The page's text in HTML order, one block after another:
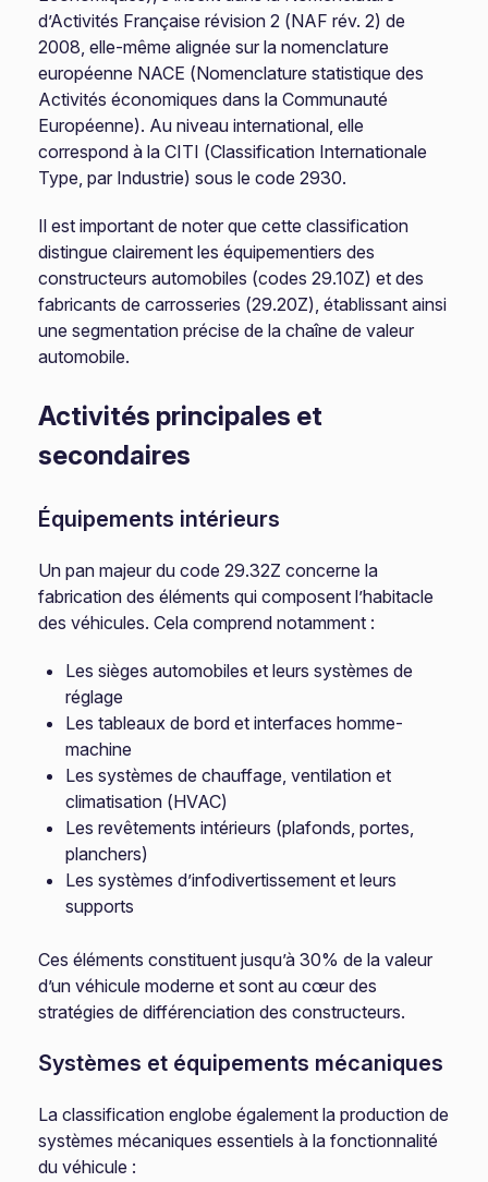
d’Activités Française révision 2 (NAF rév. 2) de
2008, elle-même alignée sur la nomenclature
européenne NACE (Nomenclature statistique des
Activités économiques dans la Communauté
Européenne). Au niveau international, elle
correspond à la CITI (Classification Internationale
Type, par Industrie) sous le code 2930.
Il est important de noter que cette classification
distingue clairement les équipementiers des
constructeurs automobiles (codes 29.10Z) et des
fabricants de carrosseries (29.20Z), établissant ainsi
une segmentation précise de la chaîne de valeur
automobile.
Activités principales et
secondaires
Équipements intérieurs
Un pan majeur du code 29.32Z concerne la
fabrication des éléments qui composent l’habitacle
des véhicules. Cela comprend notamment :
Les sièges automobiles et leurs systèmes de
réglage
Les tableaux de bord et interfaces homme-
machine
Les systèmes de chauffage, ventilation et
climatisation (HVAC)
Les revêtements intérieurs (plafonds, portes,
planchers)
Les systèmes d’infodivertissement et leurs
supports
Ces éléments constituent jusqu’à 30% de la valeur
d’un véhicule moderne et sont au cœur des
stratégies de différenciation des constructeurs.
Systèmes et équipements mécaniques
La classification englobe également la production de
systèmes mécaniques essentiels à la fonctionnalité
du véhicule :